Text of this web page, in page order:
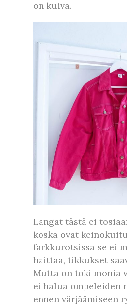
on kuiva.
Langat tästä ei
koska ovat
farkkurotsissa se ei
haittaa, tikkukset
Mutta on toki monia
ei halua ompeleiden
ennen värjäämiseen